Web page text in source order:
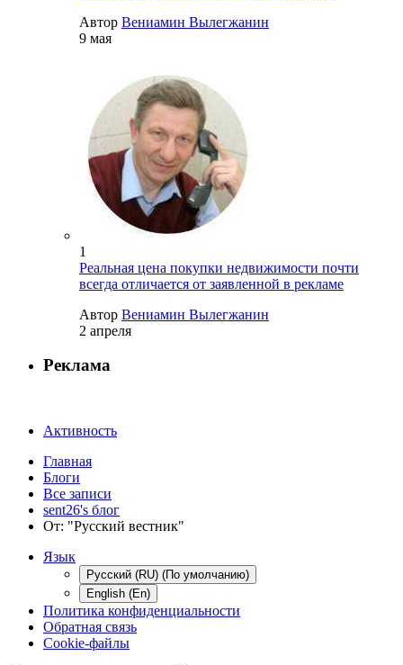
Автор Вениамин Вылегжанин
9 мая
1
Реальная цена покупки недвижимости почти
всегда отличается от заявленной в рекламе
Автор Вениамин Вылегжанин
2 апреля
Реклама
Активность
Главная
Блоги
Все записи
sent26's блог
От: "Русский вестник"
Язык
Русский (RU) (По умолчанию)
English (En)
Политика конфиденциальности
Обратная связь
Cookie-файлы